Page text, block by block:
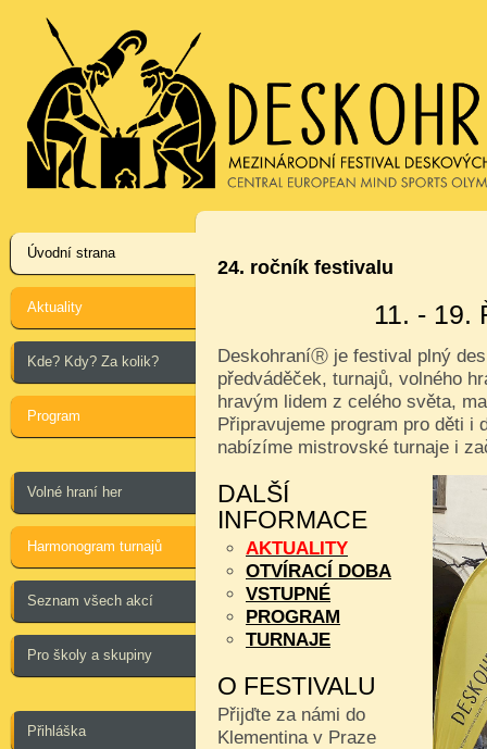
Úvodní strana
Aktuality
Kde? Kdy? Za kolik?
Program
Volné hraní her
Harmonogram turnajů
Seznam všech akcí
Pro školy a skupiny
Přihláška
24. ročník festivalu
11. - 19.
DeskohraníⓇ je festival plný
předváděček, turnajů, volného
hravým lidem z celého světa,
Připravujeme program pro děti i
nabízíme mistrovské turnaje i
DALŠÍ
INFORMACE
AKTUALITY
OTVÍRACÍ DOBA
VSTUPNÉ
PROGRAM
TURNAJE
O FESTIVALU
Přijďte za námi do
Klementina v Praze